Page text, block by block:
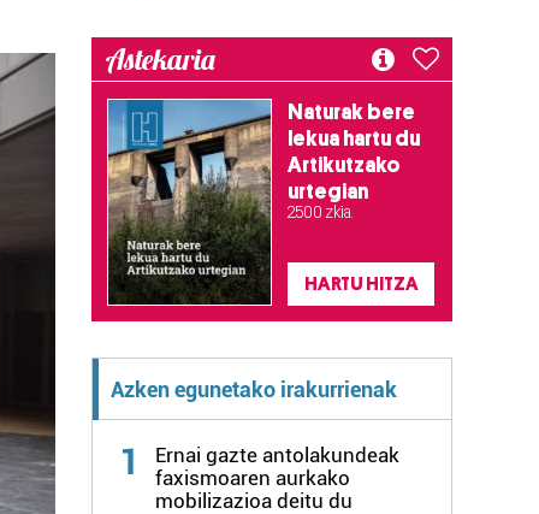
Astekaria
Naturak bere
lekua hartu du
Artikutzako
urtegian
2.500 zkia.
HARTU HITZA
Azken egunetako irakurrienak
1
Ernai gazte antolakundeak
faxismoaren aurkako
mobilizazioa deitu du